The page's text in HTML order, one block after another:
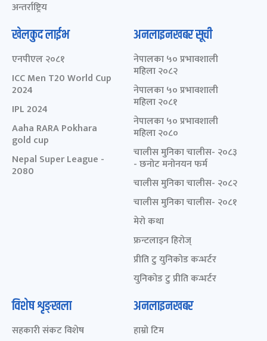
अन्तर्राष्ट्रिय
खेलकुद लाईभ
एनपीएल २०८१
ICC Men T20 World Cup
2024
IPL 2024
Aaha RARA Pokhara
gold cup
Nepal Super League -
2080
अनलाइनखबर सूची
नेपालका ५० प्रभावशाली
महिला २०८२
नेपालका ५० प्रभावशाली
महिला २०८१
नेपालका ५० प्रभावशाली
महिला २०८०
चालीस मुनिका चालीस- २०८३
- छनोट मनोनयन फर्म
चालीस मुनिका चालीस- २०८२
चालीस मुनिका चालीस- २०८१
मेरो कथा
फ्रन्टलाइन हिरोज्
प्रीति टु युनिकोड कन्भर्टर
युनिकोड टु प्रीति कन्भर्टर
विशेष शृङ्खला
सहकारी संकट विशेष
अनलाइनखबर
हाम्रो टिम